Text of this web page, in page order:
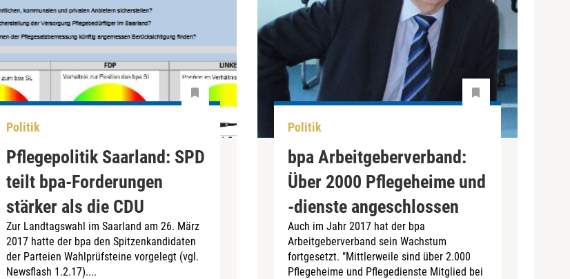
Politik
Pflegepolitik Saarland: SPD
teilt bpa-Forderungen
stärker als die CDU
Zur Landtagswahl im Saarland am 26. März
2017 hatte der bpa den Spitzenkandidaten
der Parteien Wahlprüfsteine vorgelegt (vgl.
Newsflash 1.2.17)....
Politik
bpa Arbeitgeberverband:
Über 2000 Pflegeheime und
-dienste angeschlossen
Auch im Jahr 2017 hat der bpa
Arbeitgeberverband sein Wachstum
fortgesetzt. "Mittlerweile sind über 2.000
Pflegeheime und Pflegedienste Mitglied bei